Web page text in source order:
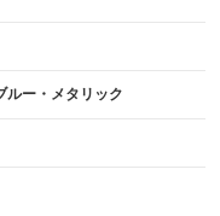
ルー・メタリック